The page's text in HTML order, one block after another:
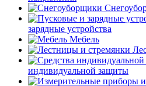
зарядные устройства
Мебель
индивидуальной защиты